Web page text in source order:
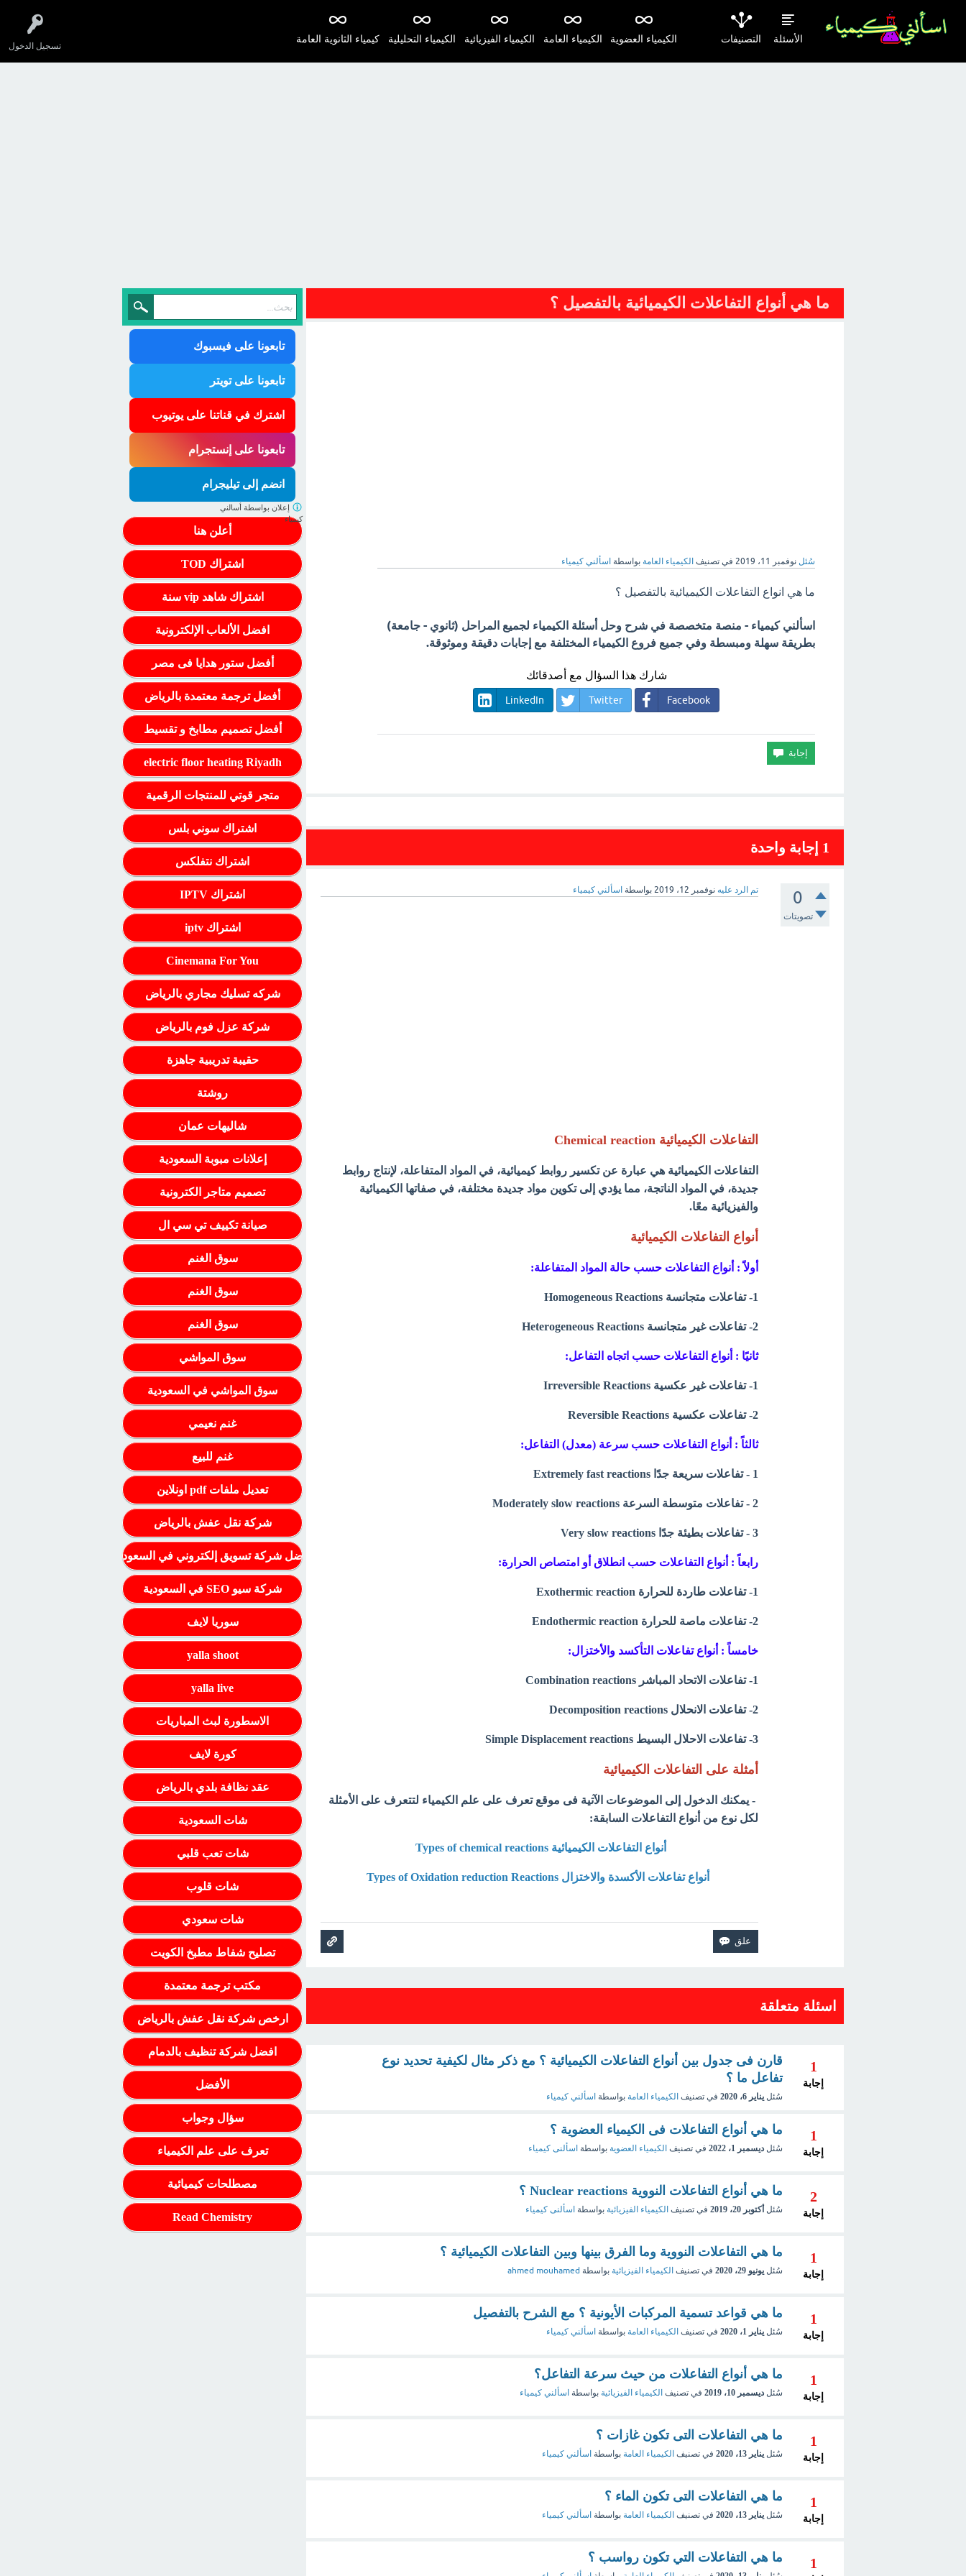
تسجيل الدخول
الأسئلة التصنيفات كيمياء الثانوية العامة الكيمياء التحليلية الكيمياء الفيزيائية الكيمياء العامة الكيمياء العضوية
ما هي أنواع التفاعلات الكيميائية بالتفصيل ؟
سُئل نوفمبر 11، 2019 في تصنيف الكيمياء العامة بواسطة اسألني كيمياء
ما هي انواع التفاعلات الكيميائية بالتفصيل ؟
اسألني كيمياء - منصة متخصصة في شرح وحل أسئلة الكيمياء لجميع المراحل (ثانوي - جامعة)
بطريقة سهلة ومبسطة وفي جميع فروع الكيمياء المختلفة مع إجابات دقيقة وموثوقة.
شارك هذا السؤال مع أصدقائك
Facebook
Twitter
LinkedIn
1 إجابة واحدة
0
تصويتات
تم الرد عليه نوفمبر 12، 2019 بواسطة اسألني كيمياء
التفاعلات الكيميائية Chemical reaction
التفاعلات الكيميائية هي عبارة عن تكسير روابط كيميائية، في المواد المتفاعلة، لإنتاج روابط
جديدة، في المواد الناتجة، مما يؤدي إلى تكوين مواد جديدة مختلفة، في صفاتها الكيميائية
والفيزيائية معًا.
أنواع التفاعلات الكيميائية
أولاً : أنواع التفاعلات حسب حالة المواد المتفاعلة:
1- تفاعلات متجانسة Homogeneous Reactions
2- تفاعلات غير متجانسة Heterogeneous Reactions
ثانيًا : أنواع التفاعلات حسب اتجاه التفاعل:
1- تفاعلات غير عكسية Irreversible Reactions
2- تفاعلات عكسية Reversible Reactions
ثالثاً : أنواع التفاعلات حسب سرعة (معدل) التفاعل:
1 - تفاعلات سريعة جدًا Extremely fast reactions
2 - تفاعلات متوسطة السرعة Moderately slow reactions
3 - تفاعلات بطيئة جدًا Very slow reactions
رابعاً : أنواع التفاعلات حسب انطلاق أو امتصاص الحرارة:
1- تفاعلات طاردة للحرارة Exothermic reaction
2- تفاعلات ماصة للحرارة Endothermic reaction
خامساً : أنواع تفاعلات التأكسد والأختزال:
1- تفاعلات الاتحاد المباشر Combination reactions
2- تفاعلات الانحلال Decomposition reactions
3- تفاعلات الاحلال البسيط Simple Displacement reactions
أمثلة على التفاعلات الكيميائية
- يمكنك الدخول إلى الموضوعات الآتية فى موقع تعرف على علم الكيمياء لتتعرف على الأمثلة
لكل نوع من أنواع التفاعلات السابقة:
أنواع التفاعلات الكيميائية Types of chemical reactions
أنواع تفاعلات الأكسدة والاختزال Types of Oxidation reduction Reactions
اسئلة متعلقة
1
إجابة
قارن فى جدول بين أنواع التفاعلات الكيميائية ؟ مع ذكر مثال لكيفية تحديد نوع
تفاعل ما ؟
سُئل يناير 6، 2020 في تصنيف الكيمياء العامة بواسطة اسألني كيمياء
1
إجابة
ما هي أنواع التفاعلات فى الكيمياء العضوية ؟
سُئل ديسمبر 1، 2022 في تصنيف الكيمياء العضوية بواسطة اسألنى كيمياء
2
إجابة
ما هي أنواع التفاعلات النووية Nuclear reactions ؟
سُئل أكتوبر 20، 2019 في تصنيف الكيمياء الفيزيائية بواسطة اسألنى كيمياء
1
إجابة
ما هي التفاعلات النووية وما الفرق بينها وبين التفاعلات الكيميائية ؟
سُئل يونيو 29، 2020 في تصنيف الكيمياء الفيزيائية بواسطة ahmed mouhamed
1
إجابة
ما هي قواعد تسمية المركبات الأيونية ؟ مع الشرح بالتفصيل
سُئل يناير 1، 2020 في تصنيف الكيمياء العامة بواسطة اسألني كيمياء
1
إجابة
ما هي أنواع التفاعلات من حيث سرعة التفاعل؟
سُئل ديسمبر 10، 2019 في تصنيف الكيمياء الفيزيائية بواسطة اسألني كيمياء
1
إجابة
ما هي التفاعلات التى تكون غازات ؟
سُئل يناير 13، 2020 في تصنيف الكيمياء العامة بواسطة اسألني كيمياء
1
إجابة
ما هي التفاعلات التى تكون الماء ؟
سُئل يناير 13، 2020 في تصنيف الكيمياء العامة بواسطة اسألني كيمياء
1 ما هي التفاعلات التي تكون رواسب ؟
تابعونا على فيسبوك
تابعونا على تويتر
اشترك في قناتنا على يوتيوب
تابعونا على إنستجرام
انضم إلى تيليجرام
أعلن هنا
اشتراك TOD
اشتراك شاهد vip سنة
افضل الألعاب الإلكترونية
أفضل ستور هدايا فى مصر
أفضل ترجمة معتمدة بالرياض
أفضل تصميم مطابخ و تقسيط
electric floor heating Riyadh
متجر قوتي للمنتجات الرقمية
اشتراك سوني بلس
اشتراك نتفلكس
اشتراك IPTV
اشتراك iptv
Cinemana For You
شركه تسليك مجاري بالرياض
شركة عزل فوم بالرياض
حقيبة تدريبية جاهزة
روشتة
شاليهات عمان
إعلانات مبوبة السعودية
تصميم متاجر الكترونية
صيانة تكييف تي سي ال
سوق الغنم
سوق الغنم
سوق الغنم
سوق المواشي
سوق المواشي في السعودية
غنم نعيمي
غنم للبيع
تعديل ملفات pdf اونلاين
شركة نقل عفش بالرياض
أفضل شركة تسويق إلكتروني في السعودية
شركة سيو SEO في السعودية
سوريا لايف
yalla shoot
yalla live
الاسطورة لبث المباريات
كورة لايف
عقد نظافة بلدي بالرياض
شات السعودية
شات تعب قلبي
شات قلوب
شات سعودي
تصليح شفاط مطبخ الكويت
مكتب ترجمة معتمدة
ارخص شركة نقل عفش بالرياض
افضل شركة تنظيف بالدمام
الأفضل
سؤال وجواب
تعرف على علم الكيمياء
مصطلحات كيميائية
Read Chemistry
إعلان بواسطة أسالني
كيمياء